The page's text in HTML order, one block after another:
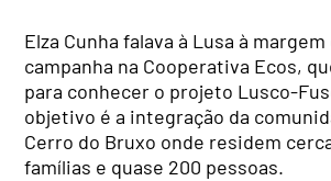
Elza Cunha falava à Lusa à
campanha na Cooperativa Ecos,
para conhecer o projeto Lusco-
objetivo é a integração da
Cerro do Bruxo onde residem
famílias e quase 200 pessoas.